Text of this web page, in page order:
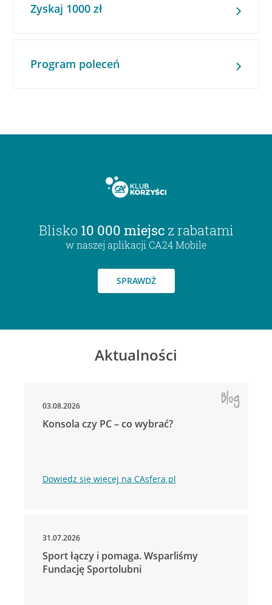
Zyskaj 1000 zł
Program poleceń
Blisko 10 000 miejsc z rabatami
w naszej aplikacji CA24 Mobile
SPRAWDŹ
Aktualności
03.08.2026
Konsola czy PC – co wybrać?
Dowiedz się więcej na CAsfera.pl
31.07.2026
Sport łączy i pomaga. Wsparliśmy
Fundację Sportolubni